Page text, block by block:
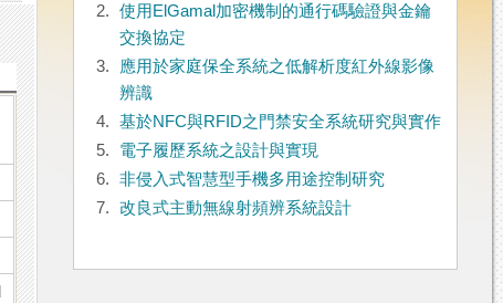
2.
使用ElGamal加密機制的通行碼驗證與金鑰
交換協定
3.
應用於家庭保全系統之低解析度紅外線影像
辨識
4.
基於NFC與RFID之門禁安全系統研究與實作
5.
電子履歷系統之設計與實現
6.
非侵入式智慧型手機多用途控制研究
7.
改良式主動無線射頻辨系統設計